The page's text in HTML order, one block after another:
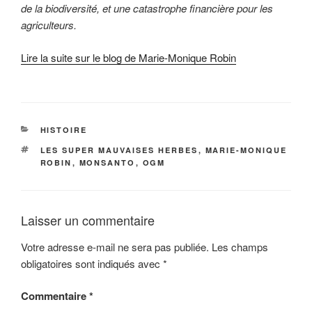
de la biodiversité, et une catastrophe financière pour les
agriculteurs.
Lire la suite sur le blog de Marie-Monique Robin
CATÉGORIES
HISTOIRE
ÉTIQUETTES
LES SUPER MAUVAISES HERBES , MARIE-MONIQUE
ROBIN , MONSANTO , OGM
Laisser un commentaire
Votre adresse e-mail ne sera pas publiée. Les champs
obligatoires sont indiqués avec *
Commentaire*